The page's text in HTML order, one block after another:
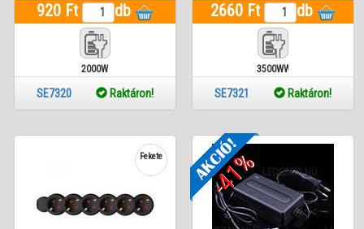
920 Ft db
2000W
SE7320 Raktáron!
2660 Ft db
3500WW
SE7321 Raktáron!
Fekete -41%